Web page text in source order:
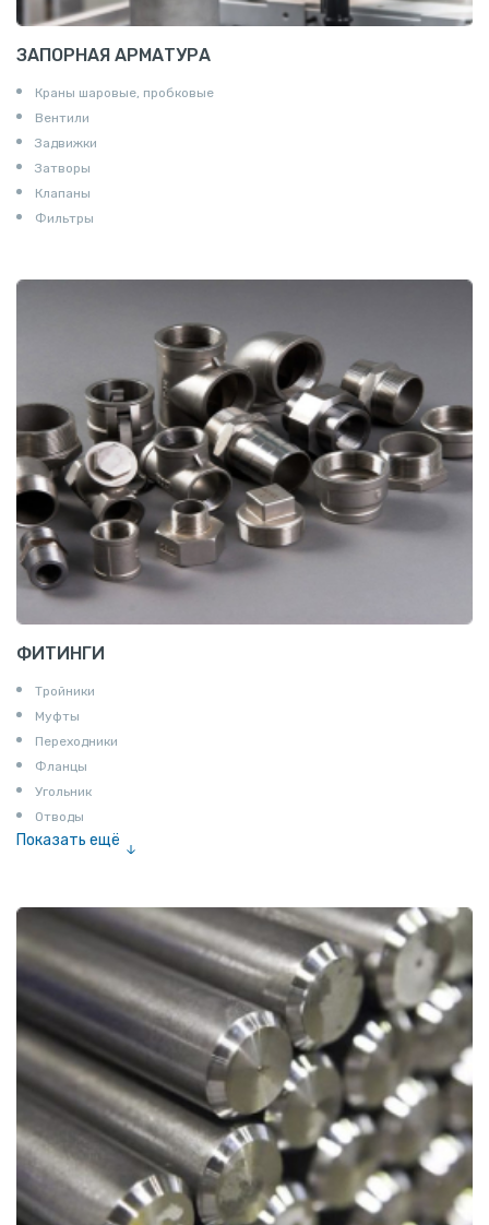
ЗАПОРНАЯ АРМАТУРА
Краны шаровые, пробковые
Вентили
Задвижки
Затворы
Клапаны
Фильтры
ФИТИНГИ
Тройники
Муфты
Переходники
Фланцы
Угольник
Отводы
Показать ещё
Соединение «американка»
Штуцеры
Сгоны
Удлинители для труб
Крестовины
Контргайки